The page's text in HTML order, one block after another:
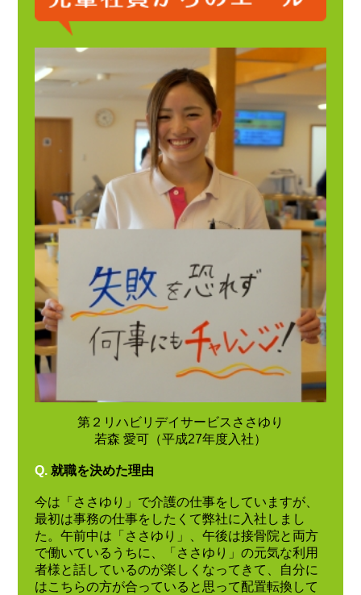
第２リハビリデイサービスささゆり
若森 愛可（平成27年度入社）
Q. 就職を決めた理由
今は「ささゆり」で介護の仕事をしていますが、
最初は事務の仕事をしたくて弊社に入社しまし
た。午前中は「ささゆり」、午後は接骨院と両方
で働いているうちに、「ささゆり」の元気な利用
者様と話しているのが楽しくなってきて、自分に
はこちらの方が合っていると思って配置転換して